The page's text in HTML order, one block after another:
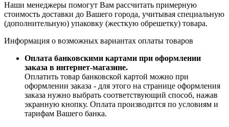
Наши менеджеры помогут Вам рассчитать примерную
стоимость доставки до Вашего города, учитывая специальную
(дополнительную) упаковку (жесткую обрешетку) товара.
Информация о возможных вариантах оплаты товаров
Оплата банковскими картами при оформлении
заказа в интернет-магазине.
Оплатить товар банковской картой можно при
оформлении заказа - для этого на странице оформления
заказа нужно выбрать соответствующий способ, нажав
экранную кнопку. Оплата производится по условиям и
тарифам Вашего банка.